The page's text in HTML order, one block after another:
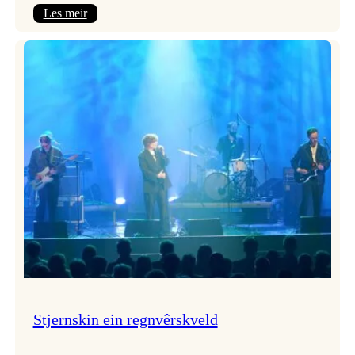
Les meir:
&
Haltli
Stjernskin ein regnvêrskveld